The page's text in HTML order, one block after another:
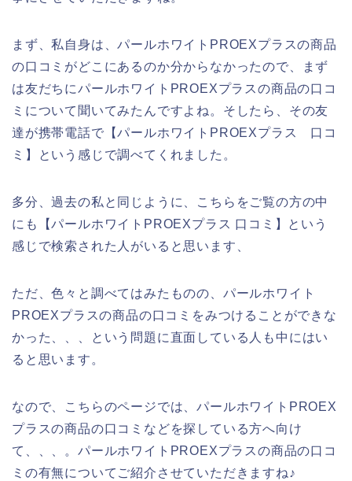
まず、私自身は、パールホワイトPROEXプラスの商品
の口コミがどこにあるのか分からなかったので、まず
は友だちにパールホワイトPROEXプラスの商品の口コ
ミについて聞いてみたんですよね。そしたら、その友
達が携帯電話で【パールホワイトPROEXプラス 口コ
ミ】という感じで調べてくれました。
多分、過去の私と同じように、こちらをご覧の方の中
にも【パールホワイトPROEXプラス 口コミ】という
感じで検索された人がいると思います、
ただ、色々と調べてはみたものの、パールホワイト
PROEXプラスの商品の口コミをみつけることができな
かった、、、という問題に直面している人も中にはい
ると思います。
なので、こちらのページでは、パールホワイトPROEX
プラスの商品の口コミなどを探している方へ向け
て、、、。パールホワイトPROEXプラスの商品の口コ
ミの有無についてご紹介させていただきますね♪